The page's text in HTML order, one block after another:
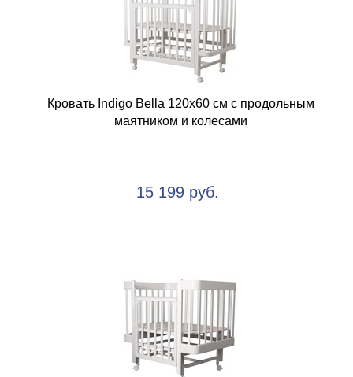
Кровать Indigo Bella 120х60 см с продольным
маятником и колесами
15 199 руб.